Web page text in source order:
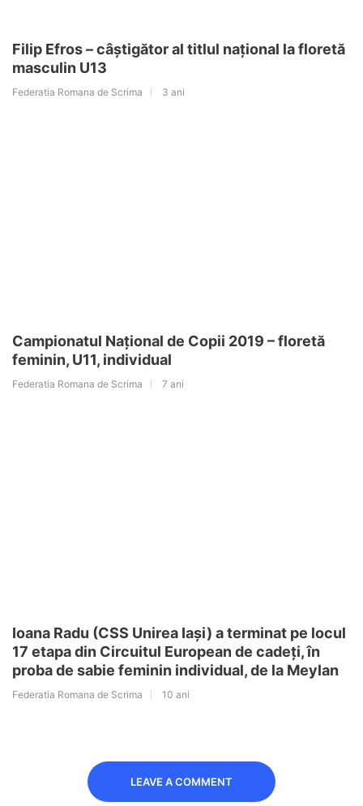
Filip Efros – câștigător al titlul național la floretă
masculin U13
Federatia Romana de Scrima 3 ani
Campionatul Național de Copii 2019 – floretă
feminin, U11, individual
Federatia Romana de Scrima 7 ani
Ioana Radu (CSS Unirea Iași) a terminat pe locul
17 etapa din Circuitul European de cadeți, în
proba de sabie feminin individual, de la Meylan
Federatia Romana de Scrima 10 ani
LEAVE A COMMENT